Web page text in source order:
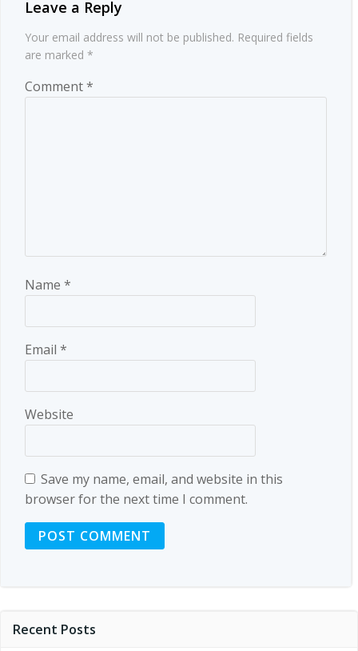
Leave a Reply
Your email address will not be published. Required fields
are marked *
Comment*
Name *
Email *
Website
Save my name, email, and website in this
browser for the next time I comment.
Recent Posts